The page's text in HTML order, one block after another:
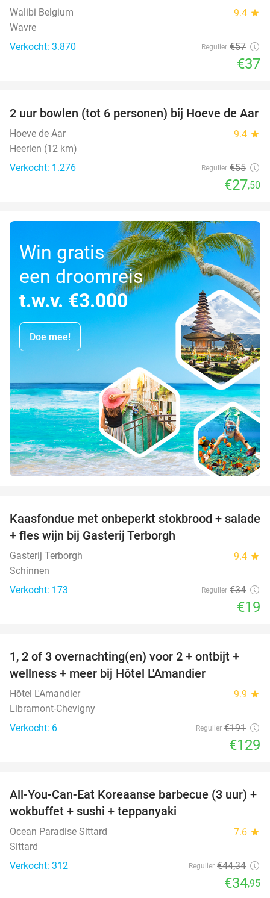
Walibi Belgium 9.4 star
Wavre
Verkocht: 3.870
Regulier €57
€37
50%
2 uur bowlen (tot 6 personen) bij Hoeve de Aar
Hoeve de Aar 9.4 star
Heerlen (12 km)
Verkocht: 1.276
Regulier €55
€27,50
Win gratis
een droomreis
t.w.v. €3.000
Doe mee!
44%
Kaasfondue met onbeperkt stokbrood + salade
+ fles wijn bij Gasterij Terborgh
Gasterij Terborgh 9.4 star
Schinnen
Verkocht: 173
Regulier €34
€19
32%
TODAY
1, 2 of 3 overnachting(en) voor 2 + ontbijt +
wellness + meer bij Hôtel L'Amandier
Hôtel L'Amandier 9.9 star
Libramont-Chevigny
Verkocht: 6
Regulier €191
€129
21%
All-You-Can-Eat Koreaanse barbecue (3 uur) +
wokbuffet + sushi + teppanyaki
Ocean Paradise Sittard 7.6 star
Sittard
Verkocht: 312
Regulier €44,34
€34,95